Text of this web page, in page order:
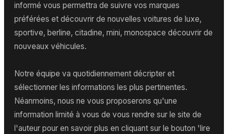
informé vous permettra de suivre vos marques
préférées et découvrir de nouvelles voitures de luxe,
sportive, berline, citadine, mini, monospace découvrir de
nouveaux véhicules.
Notre équipe va quotidiennement décripter et
sélectionner les informations les plus pertinentes.
Néanmoins, nous ne vous proposerons qu'une
information limité à vous de vous rendre sur le site de
l'auteur pour en savoir plus en cliquant sur le bouton 'lire